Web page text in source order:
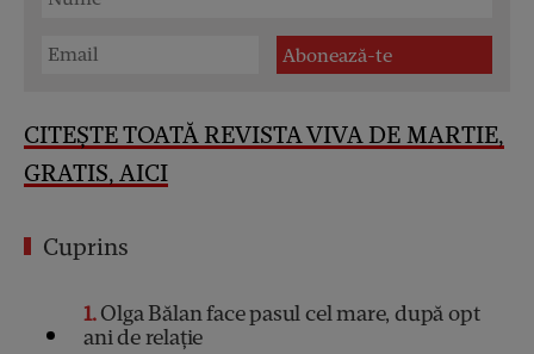
CITEȘTE TOATĂ REVISTA VIVA DE MARTIE,
GRATIS, AICI
Cuprins
1Olga Bălan face pasul cel mare, după opt
ani de relație